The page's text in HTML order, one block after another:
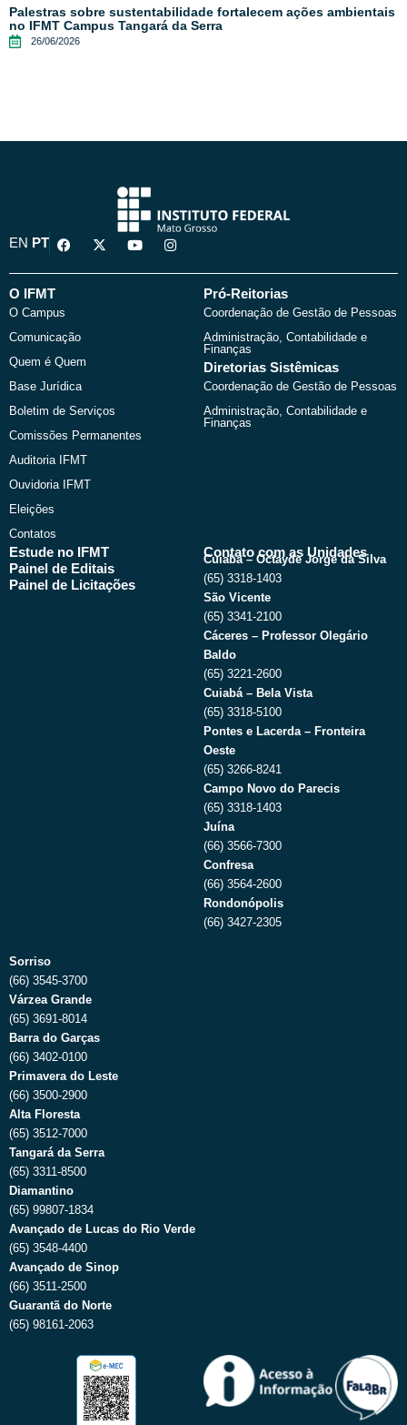
Palestras sobre sustentabilidade fortalecem ações ambientais
no IFMT Campus Tangará da Serra
26/06/2026
EN PT
F
a
e
o
k
X
-
w
Y
o
t
I
n
t
O IFMT
O Campus
Comunicação
Quem é Quem
Base Jurídica
Boletim de Serviços
Comissões Permanentes
Auditoria IFMT
Ouvidoria IFMT
Eleições
Contatos
Pró-Reitorias
Coordenação de Gestão de Pessoas
Administração, Contabilidade e
Finanças
Diretorias Sistêmicas
Coordenação de Gestão de Pessoas
Administração, Contabilidade e
Finanças
Estude no IFMT
Painel de Editais
Painel de Licitações
Contato com as Unidades
Cuiabá – Octayde Jorge da Silva
(65) 3318-1403
São Vicente
(65) 3341-2100
Cáceres – Professor Olegário
Baldo
(65) 3221-2600
Cuiabá – Bela Vista
(65) 3318-5100
Pontes e Lacerda – Fronteira
Oeste
(65) 3266-8241
Campo Novo do Parecis
(65) 3318-1403
Juína
(66) 3566-7300
Confresa
(66) 3564-2600
Rondonópolis
(66) 3427-2305
Sorriso
(66) 3545-3700
Várzea Grande
(65) 3691-8014
Barra do Garças
(66) 3402-0100
Primavera do Leste
(66) 3500-2900
Alta Floresta
(65) 3512-7000
Tangará da Serra
(65) 3311-8500
Diamantino
(65) 99807-1834
Avançado de Lucas do Rio Verde
(65) 3548-4400
Avançado de Sinop
(66) 3511-2500
Guarantã do Norte
(65) 98161-2063